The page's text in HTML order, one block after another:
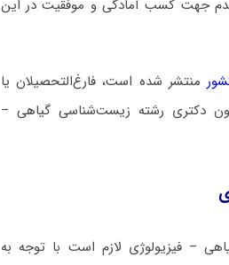
قدم جهت کسب آمادگی و موفقیت در این
منتشر شده است، فارغ‌التحصیلان یا
دکتری رشته زیست‌شناسی گیاهی –
– فیزیولوژی لازم است با توجه به